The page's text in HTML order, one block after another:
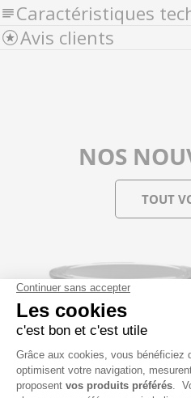
Caractéristiques
Avis clients
NOS
TOUT